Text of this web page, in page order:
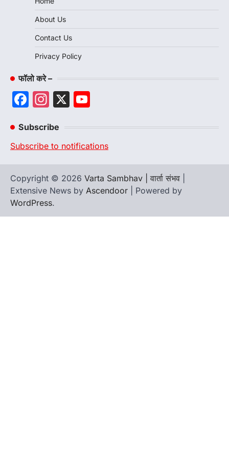
About Us
Contact Us
Privacy Policy
फॉलो करे –
Facebook
Instagram
X
Subscribe
Subscribe to notifications
Copyright © 2026 Varta Sambhav | वार्ता संभव
Extensive News by Ascendoor | Powered by
WordPress.